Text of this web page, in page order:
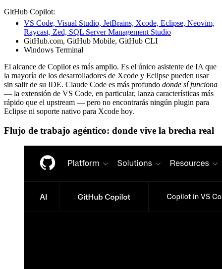
GitHub Copilot:
VS Code, Visual Studio, JetBrains, Xcode, Eclipse, Neovim,
Raycast, Zed, SQL Server Management Studio
GitHub.com, GitHub Mobile, GitHub CLI
Windows Terminal
El alcance de Copilot es más amplio. Es el único asistente de IA que
la mayoría de los desarrolladores de Xcode y Eclipse pueden usar
sin salir de su IDE. Claude Code es más profundo donde sí funciona
— la extensión de VS Code, en particular, lanza características más
rápido que el upstream — pero no encontrarás ningún plugin para
Eclipse ni soporte nativo para Xcode hoy.
Flujo de trabajo agéntico: donde vive la brecha real